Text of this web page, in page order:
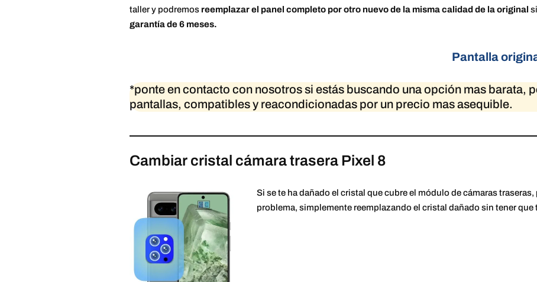
taller y podremos reemplazar el panel completo por otro nuevo de la misma calidad de la original
garantía de 6 meses.
Pantalla
*ponte en contacto con nosotros si estás buscando una opción mas barata,
pantallas, compatibles y reacondicionadas por un precio mas asequible.
Cambiar cristal cámara trasera Pixel 8
Si se te ha dañado el cristal que cubre el módulo de cámaras
problema, simplemente reemplazando el cristal dañado sin tener que